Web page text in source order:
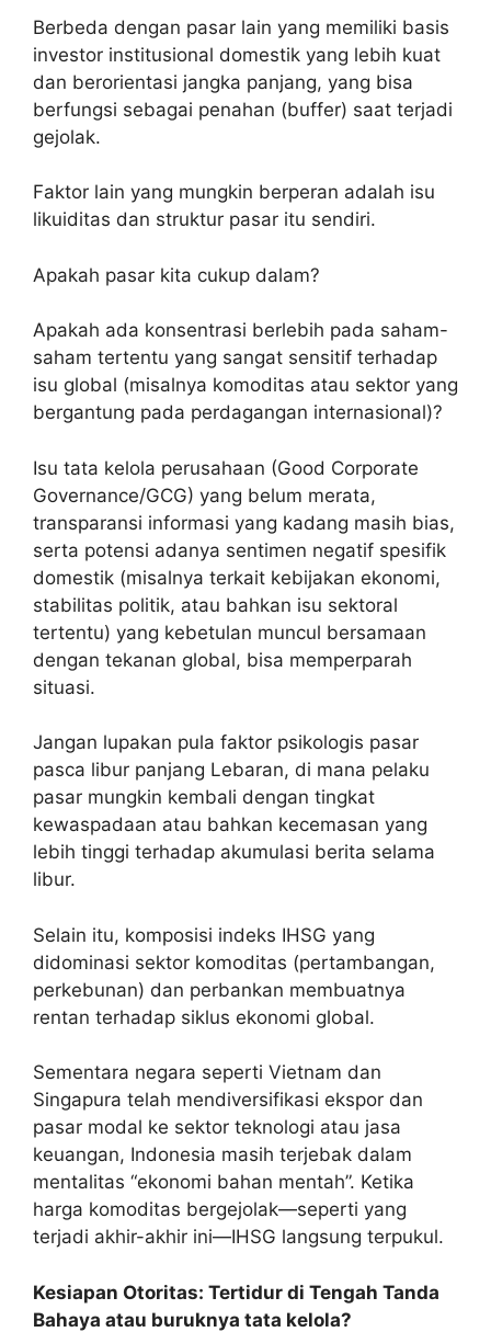
Berbeda dengan pasar lain yang memiliki basis
investor institusional domestik yang lebih kuat
dan berorientasi jangka panjang, yang bisa
berfungsi sebagai penahan (buffer) saat terjadi
gejolak.
Faktor lain yang mungkin berperan adalah isu
likuiditas dan struktur pasar itu sendiri.
Apakah pasar kita cukup dalam?
Apakah ada konsentrasi berlebih pada saham-
saham tertentu yang sangat sensitif terhadap
isu global (misalnya komoditas atau sektor yang
bergantung pada perdagangan internasional)?
Isu tata kelola perusahaan (Good Corporate
Governance/GCG) yang belum merata,
transparansi informasi yang kadang masih bias,
serta potensi adanya sentimen negatif spesifik
domestik (misalnya terkait kebijakan ekonomi,
stabilitas politik, atau bahkan isu sektoral
tertentu) yang kebetulan muncul bersamaan
dengan tekanan global, bisa memperparah
situasi.
Jangan lupakan pula faktor psikologis pasar
pasca libur panjang Lebaran, di mana pelaku
pasar mungkin kembali dengan tingkat
kewaspadaan atau bahkan kecemasan yang
lebih tinggi terhadap akumulasi berita selama
libur.
Selain itu, komposisi indeks IHSG yang
didominasi sektor komoditas (pertambangan,
perkebunan) dan perbankan membuatnya
rentan terhadap siklus ekonomi global.
Sementara negara seperti Vietnam dan
Singapura telah mendiversifikasi ekspor dan
pasar modal ke sektor teknologi atau jasa
keuangan, Indonesia masih terjebak dalam
mentalitas “ekonomi bahan mentah”. Ketika
harga komoditas bergejolak—seperti yang
terjadi akhir-akhir ini—IHSG langsung terpukul.
Kesiapan Otoritas: Tertidur di Tengah Tanda
Bahaya atau buruknya tata kelola?